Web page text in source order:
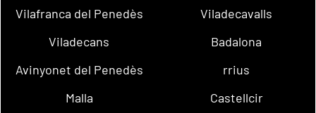
Vilafranca del Penedès
Viladecavalls
Viladecans
Badalona
Avinyonet del Penedès
rrius
Malla
Castellcir